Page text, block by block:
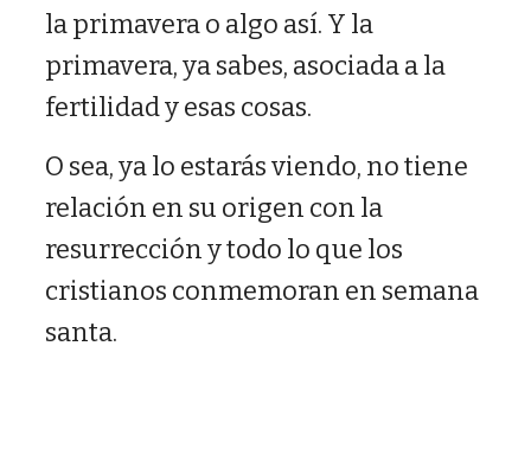
la primavera o algo así. Y la
primavera, ya sabes, asociada a la
fertilidad y esas cosas.
O sea, ya lo estarás viendo, no tiene
relación en su origen con la
resurrección y todo lo que los
cristianos conmemoran en semana
santa.